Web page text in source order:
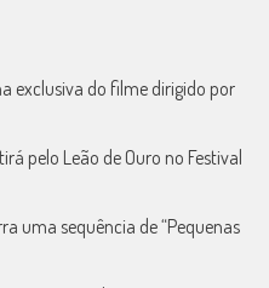
exclusiva do filme dirigido por
pelo Leão de Ouro no Festival
uma sequência de “Pequenas